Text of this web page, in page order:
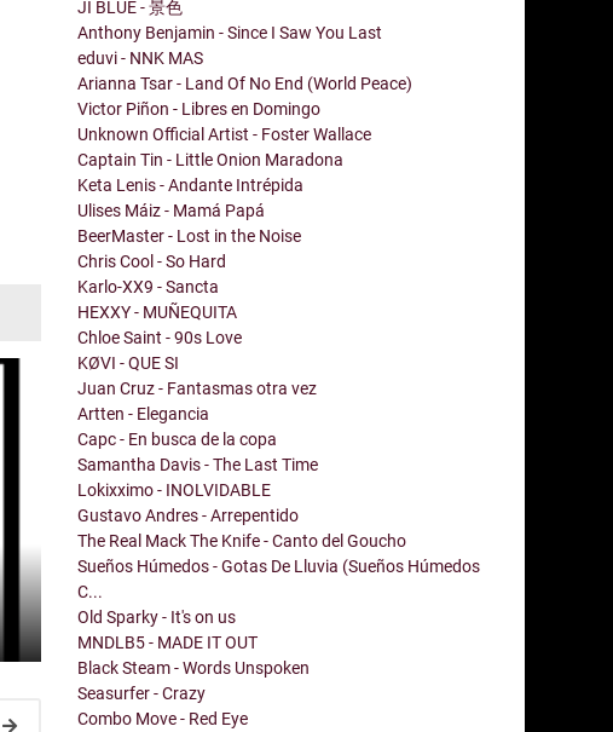
JI BLUE - 景色
Anthony Benjamin - Since I Saw You Last
eduvi - NNK MAS
Arianna Tsar - Land Of No End (World Peace)
Victor Piñon - Libres en Domingo
Unknown Official Artist - Foster Wallace
Captain Tin - Little Onion Maradona
Keta Lenis - Andante Intrépida
Ulises Máiz - Mamá Papá
BeerMaster - Lost in the Noise
Chris Cool - So Hard
Karlo-XX9 - Sancta
HEXXY - MUÑEQUITA
Chloe Saint - 90s Love
KØVI - QUE SI
Juan Cruz - Fantasmas otra vez
Artten - Elegancia
Capc - En busca de la copa
Samantha Davis - The Last Time
Lokixximo - INOLVIDABLE
Gustavo Andres - Arrepentido
The Real Mack The Knife - Canto del Goucho
Sueños Húmedos - Gotas De Lluvia (Sueños Húmedos
C...
Old Sparky - It's on us
MNDLB5 - MADE IT OUT
Black Steam - Words Unspoken
Seasurfer - Crazy
Combo Move - Red Eye